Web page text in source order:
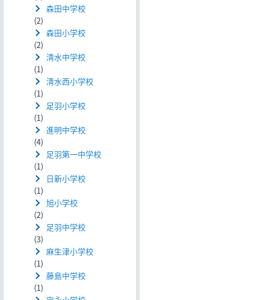
森田中学校
(2)
森田小学校
(2)
清水中学校
(1)
清水西小学校
(1)
足羽小学校
(1)
進明中学校
(4)
足羽第一中学校
(1)
日新小学校
(1)
旭小学校
(2)
足羽中学校
(3)
麻生津小学校
(1)
藤島中学校
(1)